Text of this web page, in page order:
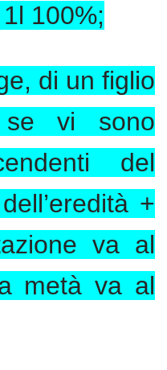
100%;
di un figlio
se vi sono
del
+
va al
metà va al